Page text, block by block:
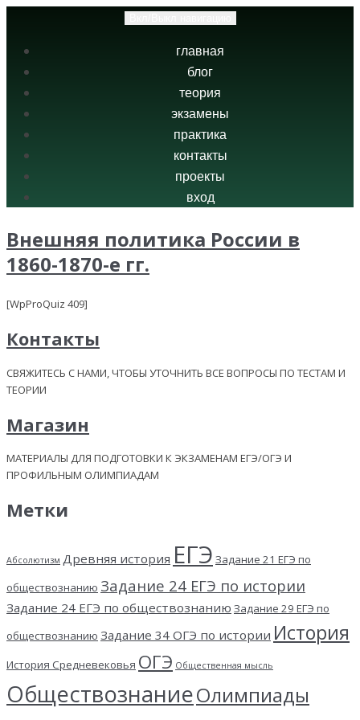
главная
блог
теория
экзамены
практика
контакты
проекты
вход
Внешняя политика России в
1860-1870-е гг.
[WpProQuiz 409]
Контакты
СВЯЖИТЕСЬ С НАМИ, ЧТОБЫ УТОЧНИТЬ ВСЕ ВОПРОСЫ ПО ТЕСТАМ И
ТЕОРИИ
Магазин
МАТЕРИАЛЫ ДЛЯ ПОДГОТОВКИ К ЭКЗАМЕНАМ ЕГЭ/ОГЭ И
ПРОФИЛЬНЫМ ОЛИМПИАДАМ
Метки
Абсолютизм Древняя история ЕГЭ Задание 21 ЕГЭ по
обществознанию Задание 24 ЕГЭ по истории
Задание 24 ЕГЭ по обществознанию Задание 29 ЕГЭ по
обществознанию Задание 34 ОГЭ по истории История
История Средневековья ОГЭ Общественная мысль
ОбществознаниеОлимпиады